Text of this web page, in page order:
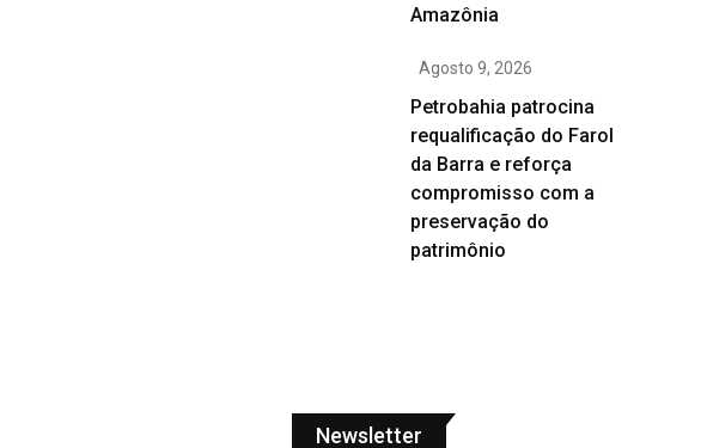
Amazônia
Agosto 9, 2026
Petrobahia patrocina
requalificação do Farol
da Barra e reforça
compromisso com a
preservação do
patrimônio
Newsletter